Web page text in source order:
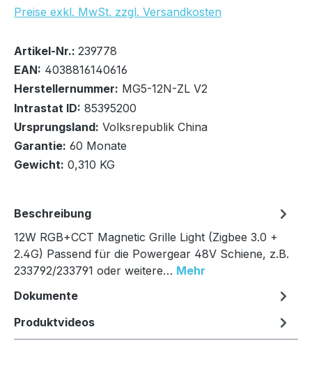
UVP Netto: 31,03 €
Preise exkl. MwSt. zzgl. Versandkosten
Bestand:14x
Sofort verfügbar, Lieferzeit: 1-2 Tage
In den Warenkorb
Artikel-Nr.: 239778
EAN: 4038816140616
Herstellernummer: MG5-12N-ZL V2
Intrastat ID: 85395200
Ursprungsland: Volksrepublik China
Garantie: 60 Monate
Gewicht: 0,310 KG
Beschreibung
12W RGB+CCT Magnetic Grille Light (Zigbee 3.0 +
2.4G) Passend für die Powergear 48V Schiene, z.B.
233792/233791 oder weitere… Mehr
Dokumente
Produktvideos